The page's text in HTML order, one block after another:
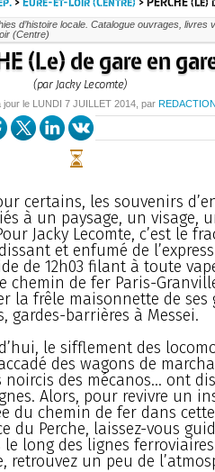
d’histoire locale. Catalogue ouvrages, livres
(Centre)
(Le) de gare en
(par Jacky Lecomte)
jour le LUNDI 7 JUILLET 2014 , par REDACTION
certains, les souvenirs
à un paysage, un visage,
Jacky Lecomte, c’est le
et enfumé de
de 12h03 filant à toute
chemin de fer Paris-
la frêle maisonnette de ses
gardes-barrières à Messei.
le sifflement des
des wagons de
noircis des mécanos... ont
Alors, pour revivre un
du chemin de fer dans
du Perche, laissez-vous
le long des lignes
retrouvez un peu de